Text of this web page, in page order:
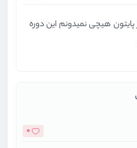
پایتون هیچی نمیدونم این دوره
0